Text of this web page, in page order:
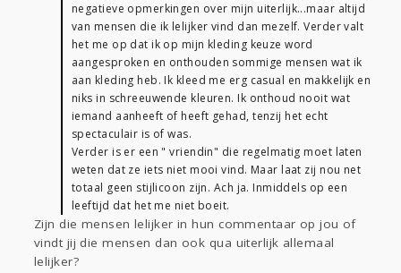
negatieve opmerkingen over mijn uiterlijk...maar altijd
van mensen die ik lelijker vind dan mezelf. Verder valt
het me op dat ik op mijn kleding keuze word
aangesproken en onthouden sommige mensen wat ik
aan kleding heb. Ik kleed me erg casual en makkelijk en
niks in schreeuwende kleuren. Ik onthoud nooit wat
iemand aanheeft of heeft gehad, tenzij het echt
spectaculair is of was.
Verder is er een " vriendin" die regelmatig moet laten
weten dat ze iets niet mooi vind. Maar laat zij nou net
totaal geen stijlicoon zijn. Ach ja. Inmiddels op een
leeftijd dat het me niet boeit.
Zijn die mensen lelijker in hun commentaar op jou of
vindt jij die mensen dan ook qua uiterlijk allemaal
lelijker?